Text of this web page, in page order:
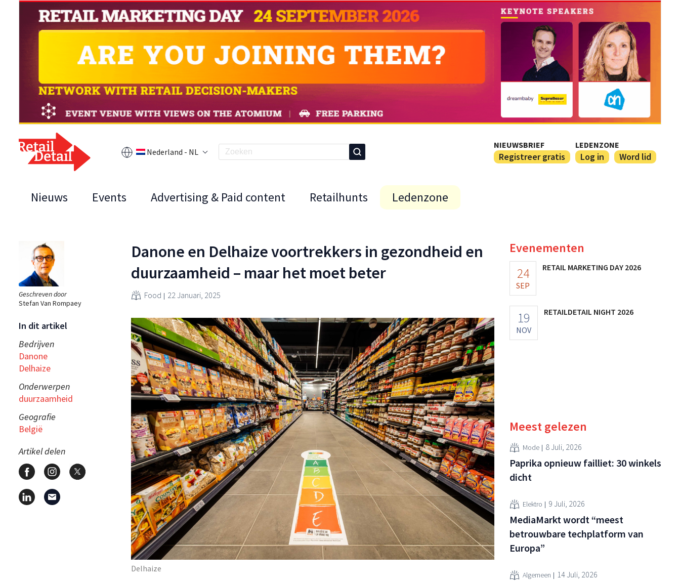
Nederland - NL
NIEUWSBRIEF
Registreer gratis
LEDENZONE
Log in Word lid
Nieuws Events Advertising & Paid content Retailhunts Ledenzone
Geschreven door
Stefan Van Rompaey
In dit artikel
Bedrijven
Danone
Delhaize
Onderwerpen
duurzaamheid
Geografie
België
Artikel delen
Danone en Delhaize voortrekkers in gezondheid en
duurzaamheid – maar het moet beter
Food 22 Januari, 2025
Delhaize
Evenementen
24
SEP
RETAIL MARKETING DAY 2026
19
NOV
RETAILDETAIL NIGHT 2026
Meest gelezen
Mode 8 Juli, 2026
Paprika opnieuw failliet: 30 winkels
dicht
Elektro 9 Juli, 2026
MediaMarkt wordt “meest
betrouwbare techplatform van
Europa”
Algemeen 14 Juli, 2026